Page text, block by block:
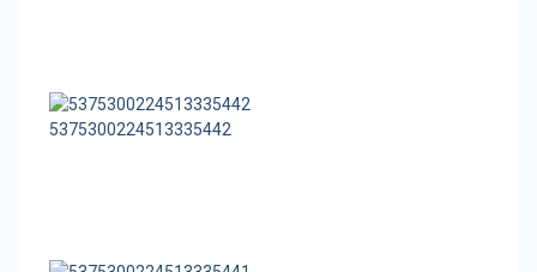
5375300224513335442